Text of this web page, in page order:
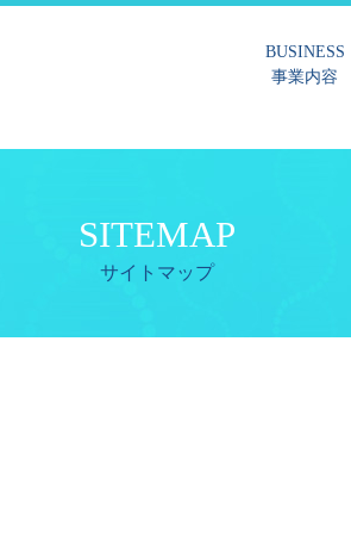
BUSINESS
事業内容
SITEMAP
サイトマップ